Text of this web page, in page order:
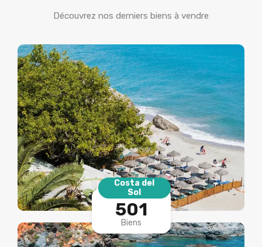
Découvrez nos derniers biens à vendre
Costa del
Sol
501
Biens